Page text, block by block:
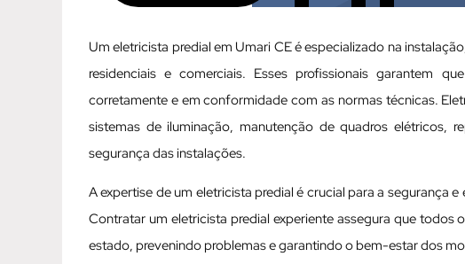
Um eletricista predial em Umari CE é especializado na
residenciais e comerciais. Esses profissionais garantem
corretamente e em conformidade com as normas técnicas.
sistemas de iluminação, manutenção de quadros elétricos,
segurança das instalações.
A expertise de um eletricista predial é crucial para a segurança
Contratar um eletricista predial experiente assegura que
estado, prevenindo problemas e garantindo o bem-estar dos